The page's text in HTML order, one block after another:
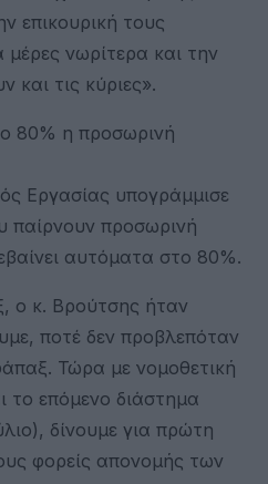
επικουρική τους
νωρίτερα και την
και τις κύριες».
80% η προσωρινή
Εργασίας υπογράμμισε
παίρνουν προσωρινή
αυτόματα στο 80%.
ο κ. Βρούτσης ήταν
ποτέ δεν προβλεπόταν
Τώρα με νομοθετική
το επόμενο διάστημα
δίνουμε για πρώτη
φορείς απονομής των